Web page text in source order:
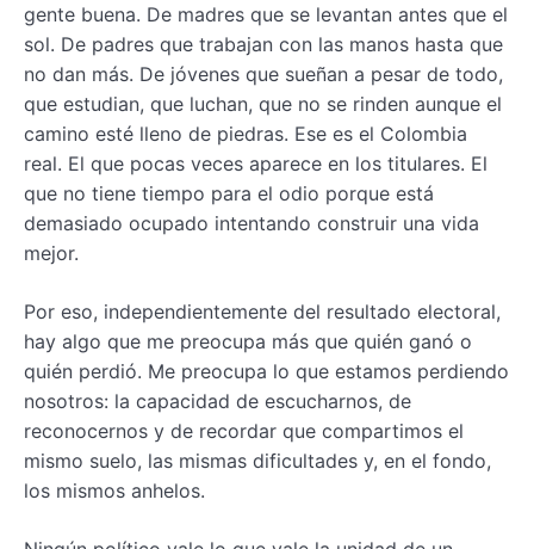
gente buena. De madres que se levantan antes que el
sol. De padres que trabajan con las manos hasta que
no dan más. De jóvenes que sueñan a pesar de todo,
que estudian, que luchan, que no se rinden aunque el
camino esté lleno de piedras. Ese es el Colombia
real. El que pocas veces aparece en los titulares. El
que no tiene tiempo para el odio porque está
demasiado ocupado intentando construir una vida
mejor.
Por eso, independientemente del resultado electoral,
hay algo que me preocupa más que quién ganó o
quién perdió. Me preocupa lo que estamos perdiendo
nosotros: la capacidad de escucharnos, de
reconocernos y de recordar que compartimos el
mismo suelo, las mismas dificultades y, en el fondo,
los mismos anhelos.